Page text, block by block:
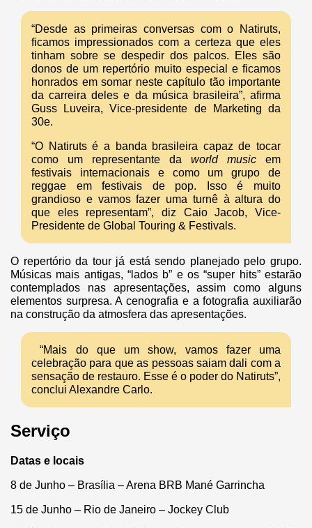
“Desde as primeiras conversas com o Natiruts,
ficamos impressionados com a certeza que eles
tinham sobre se despedir dos palcos. Eles são
donos de um repertório muito especial e ficamos
honrados em somar neste capítulo tão importante
da carreira deles e da música brasileira”, afirma
Guss Luveira, Vice-presidente de Marketing da
30e.
“O Natiruts é a banda brasileira capaz de tocar
como um representante da world music em
festivais internacionais e como um grupo de
reggae em festivais de pop. Isso é muito
grandioso e vamos fazer uma turnê à altura do
que eles representam”, diz Caio Jacob, Vice-
Presidente de Global Touring & Festivals.
O repertório da tour já está sendo planejado pelo grupo.
Músicas mais antigas, “lados b” e os “super hits” estarão
contemplados nas apresentações, assim como alguns
elementos surpresa. A cenografia e a fotografia auxiliarão
na construção da atmosfera das apresentações.
“Mais do que um show, vamos fazer uma
celebração para que as pessoas saiam dali com a
sensação de restauro. Esse é o poder do Natiruts”,
conclui Alexandre Carlo.
Serviço
Datas e locais
8 de Junho – Brasília – Arena BRB Mané Garrincha
15 de Junho – Rio de Janeiro – Jockey Club